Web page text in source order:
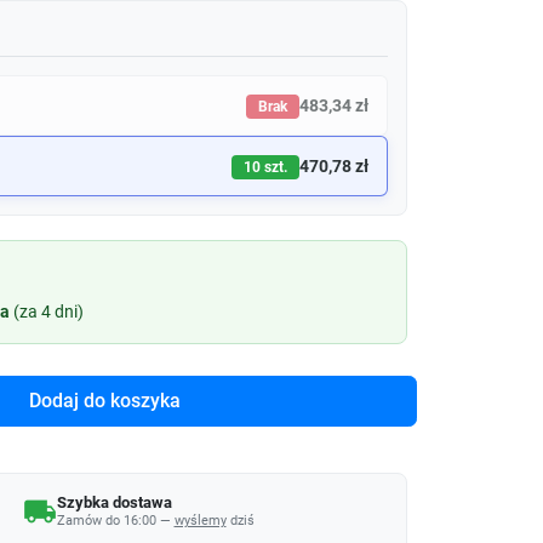
Brak 483,34 zł
10 szt. 470,78 zł
(za 4 dni)
Dodaj do koszyka
local_shippingSzybka dostawa
Zamów do 16:00 — wyślemydziś